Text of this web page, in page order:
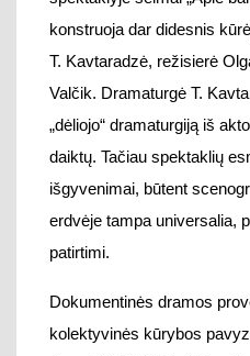
patirtimi.
Dokumentinės dramos
kolektyvinės kūrybos
pievelė“ (2017).
šiuolaikinėje lietuvių
nominavimas„Auksiniam
dramaturgiją.„Žalios
iš buvusių ar esamų
darbuotojų istorijų.
Tačiau
vaidmuo tenka idėjai,